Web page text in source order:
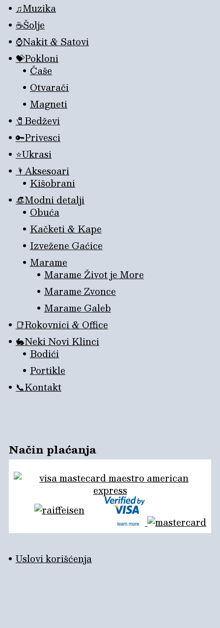
♫Muzika
☕Šolje
⌚Nakit & Satovi
💝Pokloni
Čaše
Otvarači
Magneti
🧷Bedževi
🔑Privesci
⭐Ukrasi
🌂Aksesoari
Kišobrani
👒Modni detalji
Obuća
Kačketi & Kape
Izvežene Gaćice
Marame
Marame Život je More
Marame Zvonce
Marame Galeb
📑Rokovnici & Office
🐇Neki Novi Klinci
Bodići
Portikle
📞Kontakt
Način plaćanja
Uslovi korišćenja